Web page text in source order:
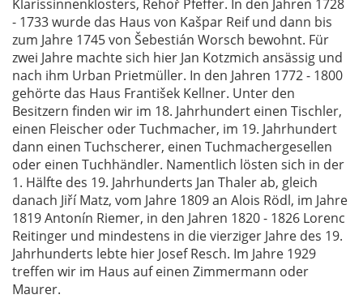
Klarissinnenklosters, Řehoř Pfeffer. In den Jahren 1728
- 1733 wurde das Haus von Kašpar Reif und dann bis
zum Jahre 1745 von Šebestián Worsch bewohnt. Für
zwei Jahre machte sich hier Jan Kotzmich ansässig und
nach ihm Urban Prietmüller. In den Jahren 1772 - 1800
gehörte das Haus František Kellner. Unter den
Besitzern finden wir im 18. Jahrhundert einen Tischler,
einen Fleischer oder Tuchmacher, im 19. Jahrhundert
dann einen Tuchscherer, einen Tuchmachergesellen
oder einen Tuchhändler. Namentlich lösten sich in der
1. Hälfte des 19. Jahrhunderts Jan Thaler ab, gleich
danach Jiří Matz, vom Jahre 1809 an Alois Rödl, im Jahre
1819 Antonín Riemer, in den Jahren 1820 - 1826 Lorenc
Reitinger und mindestens in die vierziger Jahre des 19.
Jahrhunderts lebte hier Josef Resch. Im Jahre 1929
treffen wir im Haus auf einen Zimmermann oder
Maurer.